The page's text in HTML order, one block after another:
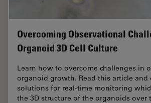
Overcoming Observational
Organoid 3D Cell Culture
Learn how to overcome challenges in
organoid growth. Read this article and
solutions for real-time monitoring
the 3D structure of the organoids over